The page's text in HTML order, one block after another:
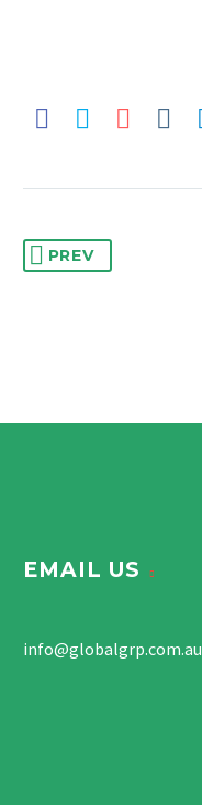
PREV
EMAIL US
info@globalgrp.com.au